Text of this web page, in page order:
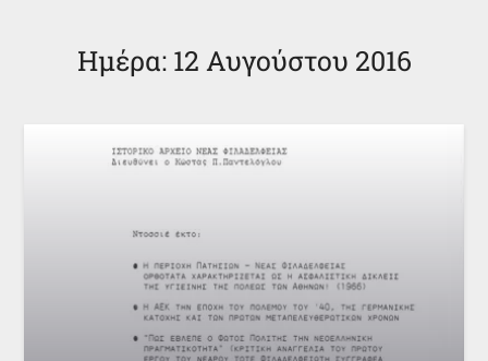
Ημέρα: 12 Αυγούστου 2016